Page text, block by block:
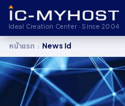
Ideal Creation Center · Since 2004
หน้าแรก › News Id